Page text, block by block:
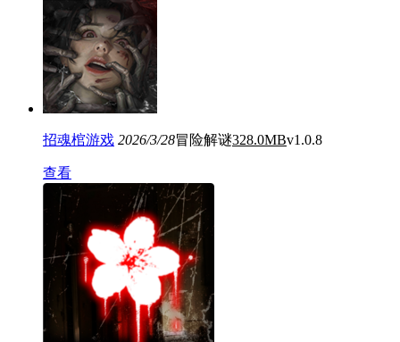
招魂棺游戏 2026/3/28冒险解谜328.0MBv1.0.8
查看